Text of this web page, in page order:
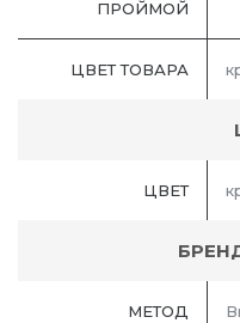
ПРОЙМОЙ
ЦВЕТ ТОВАРА
ЦВЕТ
МЕТОД